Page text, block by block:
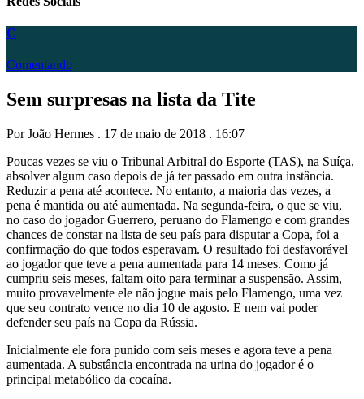
C
Comentando
Sem surpresas na lista da Tite
Por João Hermes . 17 de maio de 2018 . 16:07
Poucas vezes se viu o Tribunal Arbitral do Esporte (TAS), na Suíça,
absolver algum caso depois de já ter passado em outra instância.
Reduzir a pena até acontece. No entanto, a maioria das vezes, a
pena é mantida ou até aumentada. Na segunda-feira, o que se viu,
no caso do jogador Guerrero, peruano do Flamengo e com grandes
chances de constar na lista de seu país para disputar a Copa, foi a
confirmação do que todos esperavam. O resultado foi desfavorável
ao jogador que teve a pena aumentada para 14 meses. Como já
cumpriu seis meses, faltam oito para terminar a suspensão. Assim,
muito provavelmente ele não jogue mais pelo Flamengo, uma vez
que seu contrato vence no dia 10 de agosto. E nem vai poder
defender seu país na Copa da Rússia.
Inicialmente ele fora punido com seis meses e agora teve a pena
aumentada. A substância encontrada na urina do jogador é o
principal metabólico da cocaína.